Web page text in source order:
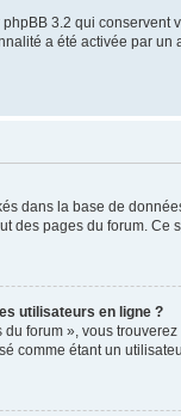
3.2 qui
a été activée par
dans la base de
des pages du forum.
utilisateurs en ligne ?
forum », vous
comme étant un